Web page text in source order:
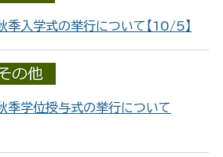
入学式の挙行について【10/5】
季学位授与式の挙行について